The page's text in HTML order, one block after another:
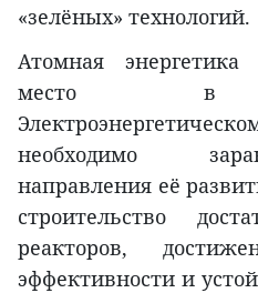
«зелёных» технологий.
Атомная
место в
необходимо
направления её
строительство
реакторов,
эффективности и